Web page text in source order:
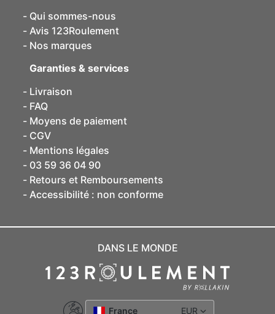
Qui sommes-nous
Avis 123Roulement
Nos marques
Garanties & services
Livraison
FAQ
Moyens de paiement
CGV
Mentions légales
03 59 36 04 90
Retours et Remboursements
Accessibilité : non conforme
DANS LE MONDE
France EUR